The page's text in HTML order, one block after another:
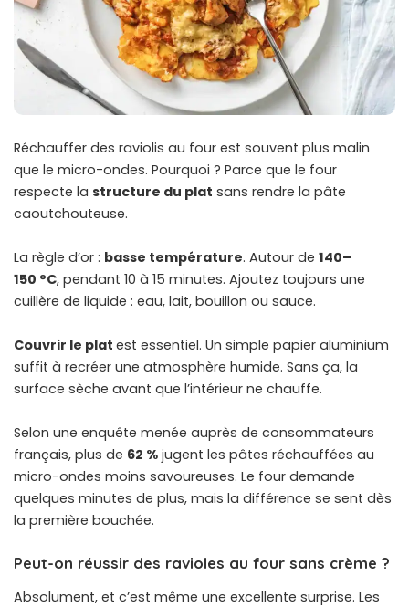
Réchauffer des raviolis au four est souvent plus malin
que le micro-ondes. Pourquoi ? Parce que le four
respecte la structure du plat sans rendre la pâte
caoutchouteuse.
La règle d’or : basse température. Autour de 140–
150 °C, pendant 10 à 15 minutes. Ajoutez toujours une
cuillère de liquide : eau, lait, bouillon ou sauce.
Couvrir le plat est essentiel. Un simple papier aluminium
suffit à recréer une atmosphère humide. Sans ça, la
surface sèche avant que l’intérieur ne chauffe.
Selon une enquête menée auprès de consommateurs
français, plus de 62 % jugent les pâtes réchauffées au
micro-ondes moins savoureuses. Le four demande
quelques minutes de plus, mais la différence se sent dès
la première bouchée.
Peut-on réussir des ravioles au four sans crème ?
Absolument, et c’est même une excellente surprise. Les